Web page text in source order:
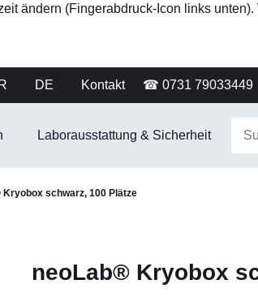
ändern (Fingerabdruck-Icon links
DE Kontakt ☎ 0731 79033449
Laborausstattung & Sicherheit
Kryobox schwarz, 100 Plätze
neoLab® Kryobox